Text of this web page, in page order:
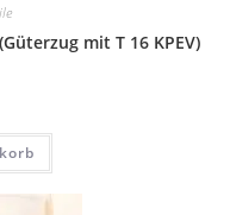
mit T 16 KPEV)